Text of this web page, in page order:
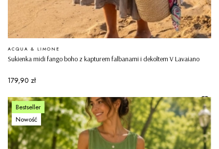
Sukienka midi fango boho z kapturem falbanami i dekoltem V Lavaiano
PRODUCENT
ACQUA & LIMONE
Cena
179,90 zł
Bestseller
Nowość